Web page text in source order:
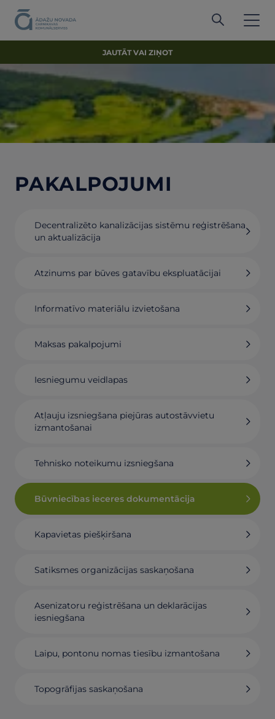
JAUTĀT VAI ZIŅOT
PAKALPOJUMI
Decentralizēto kanalizācijas sistēmu reģistrēšana
un aktualizācija
Atzinums par būves gatavību ekspluatācijai
Informatīvo materiālu izvietošana
Maksas pakalpojumi
Iesniegumu veidlapas
Atļauju izsniegšana piejūras autostāvvietu
izmantošanai
Tehnisko noteikumu izsniegšana
Būvniecības ieceres dokumentācija
Kapavietas piešķiršana
Satiksmes organizācijas saskaņošana
Asenizatoru reģistrēšana un deklarācijas
iesniegšana
Laipu, pontonu nomas tiesību izmantošana
Topogrāfijas saskaņošana